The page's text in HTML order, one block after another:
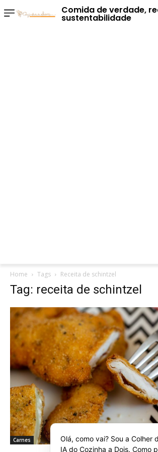
Comida de verdade,
sustentabilidade
Home Tags Receita de schintzel
Tag: receita de schintzel
Carnes
Olá, como vai? Sou a Colher
IA do Cozinha a Dois. Como